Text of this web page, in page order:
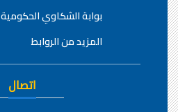
بوابة الشكاوي الحكومية
المزيد من الروابط
اتصال